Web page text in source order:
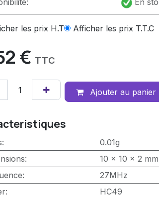
En
les prix H.T Afficher les prix T.T.C
€ TTC
Ajouter au panier
:
0.01g
:
10 x 10 x 2 mm
:
27MHz
:
HC49